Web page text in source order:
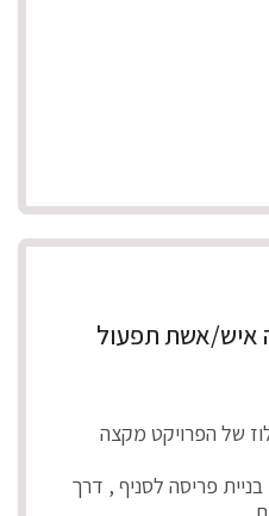
ה איש/אשת תפעול
של הפרויקט מקצה
פריסה לסניף , דרך